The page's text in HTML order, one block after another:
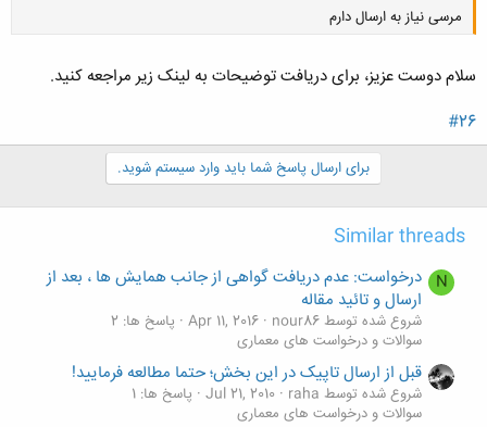
مرسی نیاز به ارسال دارم
سلام دوست عزیز، برای دریافت توضیحات به لینک زیر مراجعه کنید.
#26
برای ارسال پاسخ شما باید وارد سیستم شوید.
Similar threads
N درخواست: عدم دریافت گواهی از جانب همایش ها ، بعد از
ارسال و تائید مقاله
شروع شده توسط nour86 Apr 11, 2016 پاسخ ها: 2
سوالات و درخواست های معماری
قبل از ارسال تاپیک در این بخش؛ حتما مطالعه فرمایید!
شروع شده توسط raha Jul 21, 2010 پاسخ ها: 1
سوالات و درخواست های معماری